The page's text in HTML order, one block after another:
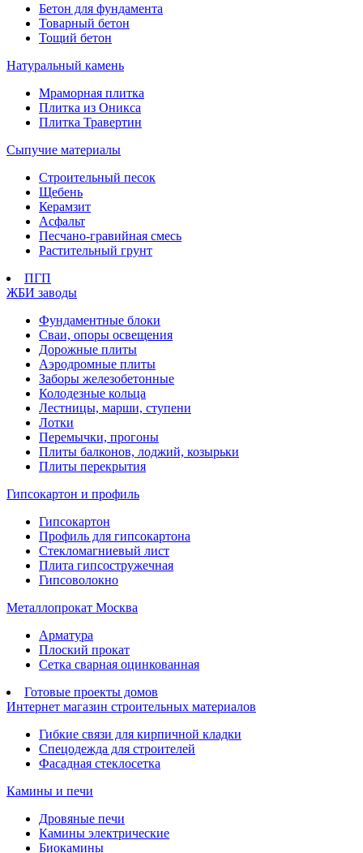
Бетон для фундамента
Товарный бетон
Тощий бетон
Натуральный камень
Мраморная плитка
Плитка из Оникса
Плитка Травертин
Сыпучие материалы
Строительный песок
Щебень
Керамзит
Асфальт
Песчано-гравийная смесь
Растительный грунт
ПГП
ЖБИ заводы
Фундаментные блоки
Сваи, опоры освещения
Дорожные плиты
Аэродромные плиты
Заборы железобетонные
Колодезные кольца
Лестницы, марши, ступени
Лотки
Перемычки, прогоны
Плиты балконов, лоджий, козырьки
Плиты перекрытия
Гипсокартон и профиль
Гипсокартон
Профиль для гипсокартона
Стекломагниевый лист
Плита гипсостружечная
Гипсоволокно
Металлопрокат Москва
Арматура
Плоский прокат
Сетка сварная оцинкованная
Готовые проекты домов
Интернет магазин строительных материалов
Гибкие связи для кирпичной кладки
Спецодежда для строителей
Фасадная стеклосетка
Камины и печи
Дровяные печи
Камины электрические
Биокамины